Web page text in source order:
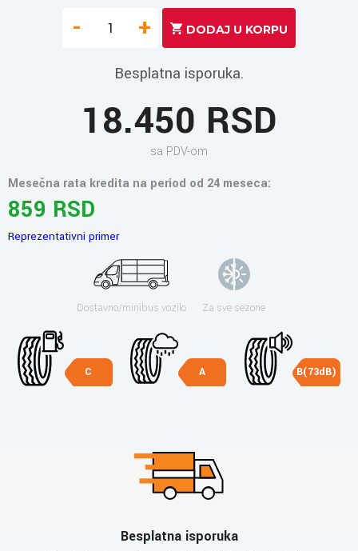
- +
Besplatna isporuka.
18.450 RSD
sa PDV-om
Mesečna rata kredita na period od 24 meseca:
859 RSD
Reprezentativni primer
Dostavno/minibus vozilo Za sve sezone
C A B(73dB)
Besplatna isporuka